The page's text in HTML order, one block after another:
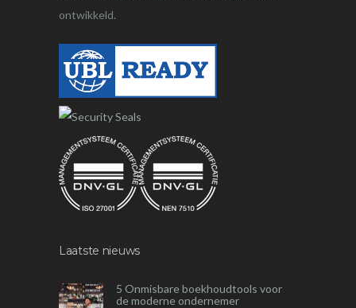
ontwikkeld.
Laatste nieuws
5 Onmisbare boekhoudtools voor
de moderne ondernemer